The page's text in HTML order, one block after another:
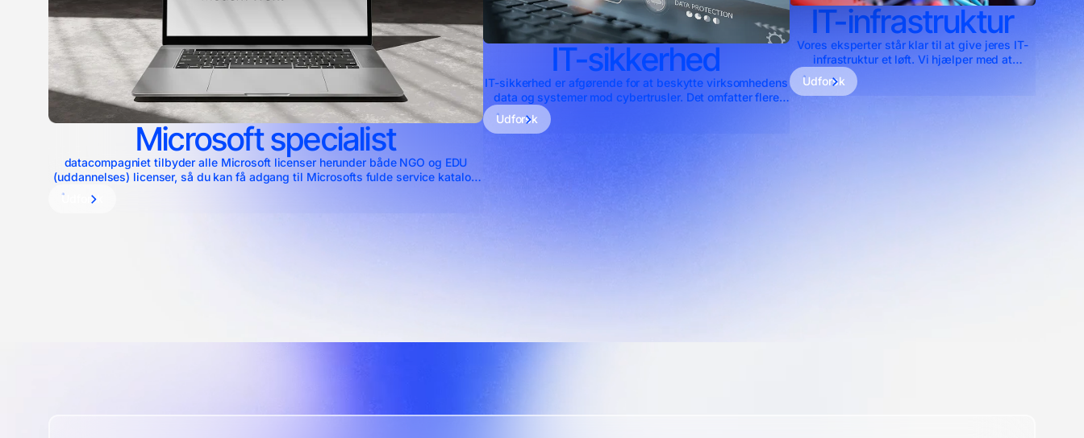
Microsoft specialist
datacompagniet tilbyder alle Microsoft licenser herunder både NGO og EDU
(uddannelses) licenser, så du kan få adgang til Microsofts fulde service katalog
til en fordelagtig pris. Lad os hjælpe dig med at udnytte det fulde potentiale af
Udforsk
IT-sikkerhed
IT-sikkerhed er afgørende for at beskytte virksomhedens
data og systemer mod cybertrusler. Det omfatter flere
områder, herunder cybersikkerhed, sikkerhedstjek, EDR,
MDR, EPP, sikker mail og IT-rådgivning.
Udforsk
IT-infrastruktur
Vores eksperter står klar til at give jeres IT-
infrastruktur et løft. Vi hjælper med at
designe, optimere og vedligeholde en
infrastruktur, der passer præcis til jeres
Udforsk